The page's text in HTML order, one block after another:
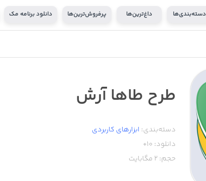
دسته‌بندی‌ها داغ‌ترین‌ها پرفروش‌ترین‌ها دانلود برنامه مک
طرح طاها آرش
دسته‌بندی: ابزار‌های کاربردی
دانلود: 10+
حجم: 2 مگابایت